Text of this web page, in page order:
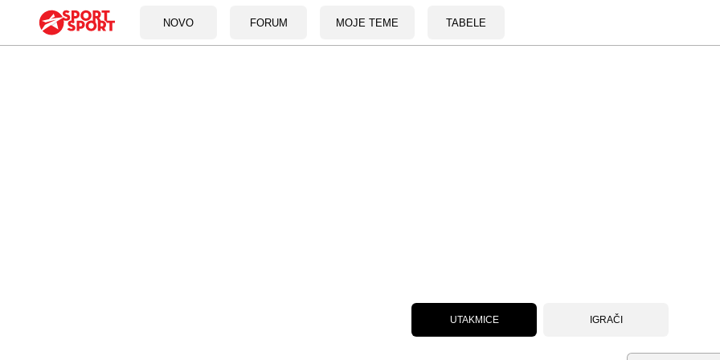
NOVO FORUM MOJE TEME TABELE
UTAKMICE IGRAČI